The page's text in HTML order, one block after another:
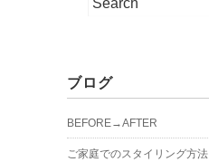
ブログ
BEFORE→AFTER
ご家庭でのスタイリング方法